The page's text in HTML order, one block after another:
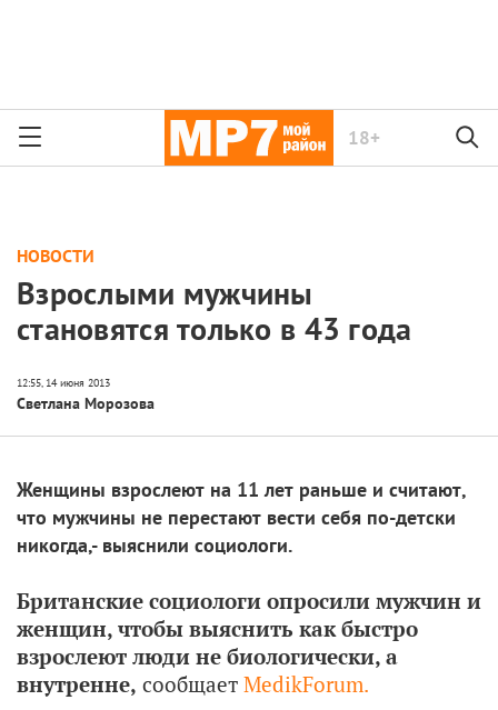
18+
НОВОСТИ
Взрослыми мужчины
становятся только в 43 года
Светлана Морозова
Женщины взрослеют на 11 лет раньше и считают,
что мужчины не перестают вести себя по-детски
никогда,- выяснили социологи.
Британские социологи опросили мужчин и
женщин, чтобы выяснить как быстро
взрослеют люди не биологически, а
внутренне, сообщает МedikForum.